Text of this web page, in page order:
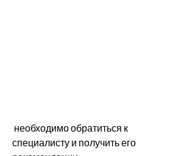
специалисту и получить его